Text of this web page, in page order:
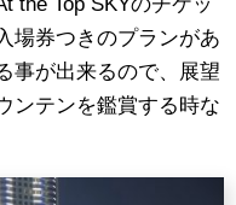
場券つきのプランがあ
事が出来るので、展望
ンテンを鑑賞する時な